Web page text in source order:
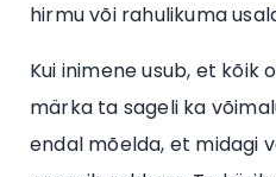
hirmu või rahulikuma
Kui inimene usub, et kõik
märka ta sageli ka
endal mõelda, et midagi